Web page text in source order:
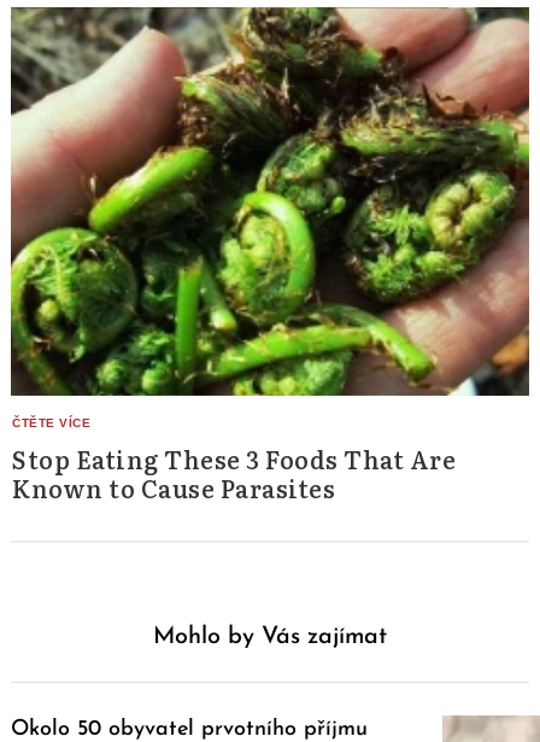
Stop Eating These 3 Foods That Are
Known to Cause Parasites
Mohlo by Vás zajímat
Okolo 50 obyvatel prvotního příjmu